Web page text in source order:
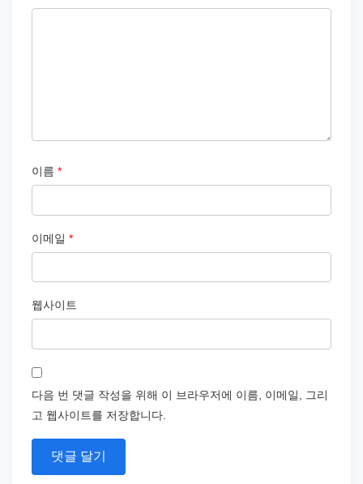
이름 *
이메일 *
웹사이트
다음 번 댓글 작성을 위해 이 브라우저에 이름, 이메일, 그리
고 웹사이트를 저장합니다.